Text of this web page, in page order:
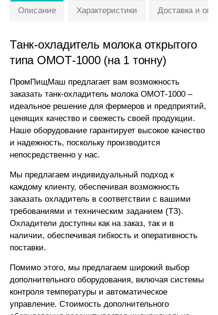
Описание Характеристики Доставка и
Танк-охладитель молока открытого
типа ОМОТ-1000 (на 1 тонну)
ПромПищМаш предлагает вам возможность
заказать танк-охладитель молока ОМОТ-1000 –
идеальное решение для фермеров и предприятий,
ценящих качество и свежесть своей продукции.
Наше оборудование гарантирует высокое качество
и надежность, поскольку производится
непосредственно у нас.
Мы предлагаем индивидуальный подход к
каждому клиенту, обеспечивая возможность
заказать охладитель в соответствии с вашими
требованиями и техническим заданием (ТЗ).
Охладители доступны как на заказ, так и в
наличии, обеспечивая гибкость и оперативность
поставки.
Помимо этого, мы предлагаем широкий выбор
дополнительного оборудования, включая системы
контроля температуры и автоматическое
управление. Стоимость дополнительного